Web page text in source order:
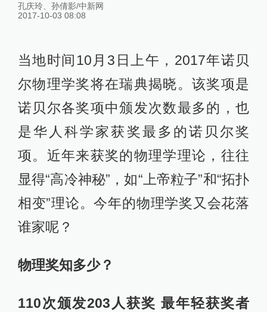
孔庆玲、孙倩影/中新网
2017-10-03 08:08
当地时间10月3日上午，2017年诺贝
尔物理学奖将在瑞典揭晓。该奖项是
诺贝尔各奖项中颁发次数最多的，也
是华人科学家获奖最多的诺贝尔奖
项。近年来获奖的物理学理论，往往
显得“高冷神秘”，如“上帝粒子”和“拓扑
相变”理论。今年的物理学奖又会花落
谁家呢？
物理奖知多少？
110次颁发203人获奖 最年轻获奖者